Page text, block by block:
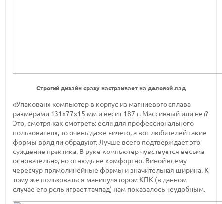
Строгий дизайн сразу настраивает на деловой лад
«Упакован» компьютер в корпус из магниевого сплава
размерами 131x77x15 мм и весит 187 г. Массивный или нет?
Это, смотря как смотреть: если для профессионального
пользователя, то очень даже ничего, а вот любителей такие
формы вряд ли обрадуют. Лучше всего подтверждает это
суждение практика. В руке компьютер чувствуется весьма
основательно, но отнюдь не комфортно. Виной всему
чересчур прямолинейные формы и значительная ширина. К
тому же пользоваться манипулятором КПК (в данном
случае его роль играет тачпад) нам показалось неудобным.